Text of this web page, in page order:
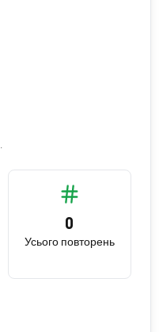
0
Усього повторень